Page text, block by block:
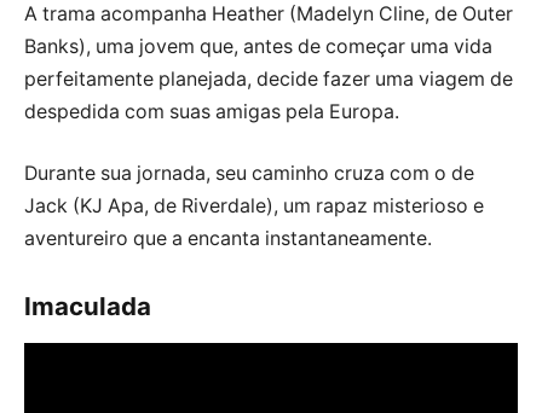
A trama acompanha Heather (Madelyn Cline, de Outer
Banks), uma jovem que, antes de começar uma vida
perfeitamente planejada, decide fazer uma viagem de
despedida com suas amigas pela Europa.
Durante sua jornada, seu caminho cruza com o de
Jack (KJ Apa, de Riverdale), um rapaz misterioso e
aventureiro que a encanta instantaneamente.
Imaculada